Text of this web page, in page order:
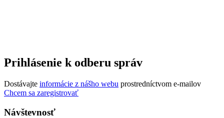
Prihlásenie k odberu správ
Dostávajte informácie z nášho webu prostredníctvom e-mailov
Chcem sa zaregistrovať
Návštevnosť